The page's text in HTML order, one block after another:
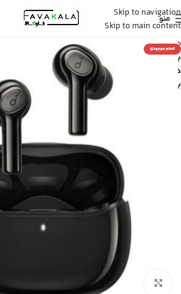
Skip to navigation
Skip to main content
منو
خانه
بدون
دسته
بندی
اتمام موجودی
بزرگنمایی تصویر